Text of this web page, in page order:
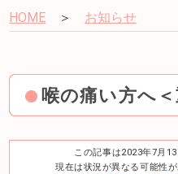
HOME ＞ お知らせ
喉の痛い方へ
この記事は2023年7月
現在は状況が異なる可能性